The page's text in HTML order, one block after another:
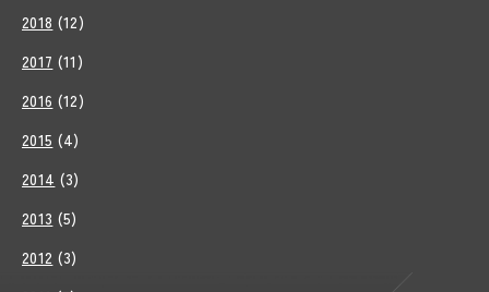
2018 (12)
2017 (11)
2016 (12)
2015 (4)
2014 (3)
2013 (5)
2012 (3)